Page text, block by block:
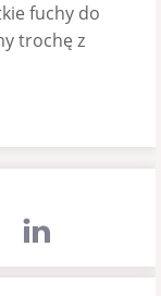
fuchy do
trochę z